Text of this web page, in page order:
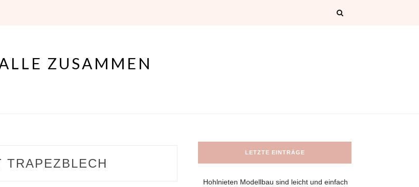
ZUSAMMEN
TRAPEZBLECH
LETZTE EINTRÄGE
Hohlnieten Modellbau sind leicht und einfach